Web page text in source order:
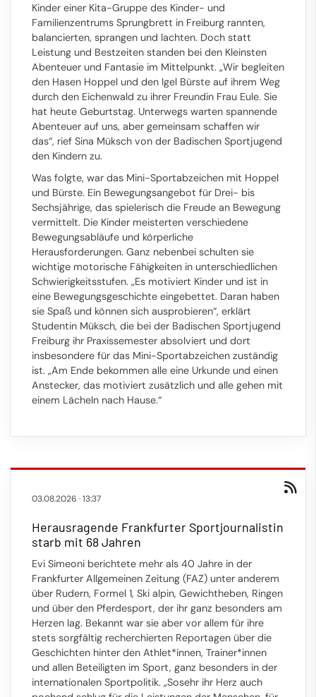
Kinder einer Kita-Gruppe des Kinder- und
Familienzentrums Sprungbrett in Freiburg rannten,
balancierten, sprangen und lachten. Doch statt
Leistung und Bestzeiten standen bei den Kleinsten
Abenteuer und Fantasie im Mittelpunkt. „Wir begleiten
den Hasen Hoppel und den Igel Bürste auf ihrem Weg
durch den Eichenwald zu ihrer Freundin Frau Eule. Sie
hat heute Geburtstag. Unterwegs warten spannende
Abenteuer auf uns, aber gemeinsam schaffen wir
das“, rief Sina Müksch von der Badischen Sportjugend
den Kindern zu.
Was folgte, war das Mini-Sportabzeichen mit Hoppel
und Bürste. Ein Bewegungsangebot für Drei- bis
Sechsjährige, das spielerisch die Freude an Bewegung
vermittelt. Die Kinder meisterten verschiedene
Bewegungsabläufe und körperliche
Herausforderungen. Ganz nebenbei schulten sie
wichtige motorische Fähigkeiten in unterschiedlichen
Schwierigkeitsstufen. „Es motiviert Kinder und ist in
eine Bewegungsgeschichte eingebettet. Daran haben
sie Spaß und können sich ausprobieren“, erklärt
Studentin Müksch, die bei der Badischen Sportjugend
Freiburg ihr Praxissemester absolviert und dort
insbesondere für das Mini-Sportabzeichen zuständig
ist. „Am Ende bekommen alle eine Urkunde und einen
Anstecker, das motiviert zusätzlich und alle gehen mit
einem Lächeln nach Hause.“
03.08.2026 ·13:37
Herausragende Frankfurter Sportjournalistin
starb mit 68 Jahren
Evi Simeoni berichtete mehr als 40 Jahre in der
Frankfurter Allgemeinen Zeitung (FAZ) unter anderem
über Rudern, Formel 1, Ski alpin, Gewichtheben, Ringen
und über den Pferdesport, der ihr ganz besonders am
Herzen lag. Bekannt war sie aber vor allem für ihre
stets sorgfältig recherchierten Reportagen über die
Geschichten hinter den Athlet*innen, Trainer*innen
und allen Beteiligten im Sport, ganz besonders in der
internationalen Sportpolitik. „Sosehr ihr Herz auch